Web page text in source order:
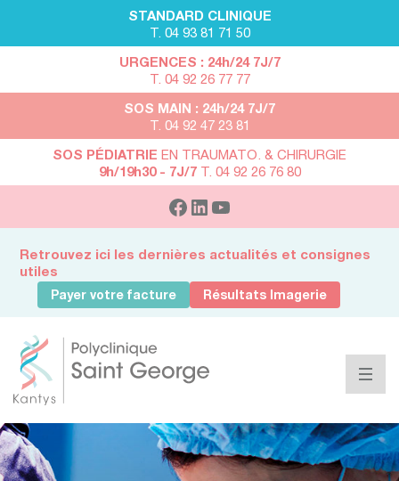
STANDARD CLINIQUE
T. 04 93 81 71 50
URGENCES : 24h/24 7J/7
T. 04 92 26 77 77
SOS MAIN : 24h/24 7J/7
T. 04 92 47 23 81
SOS PÉDIATRIE EN TRAUMATO. & CHIRURGIE
9h/19h30 - 7J/7T. 04 92 26 76 80
Retrouvez ici les dernières actualités et consignes
utiles
Payer votre facture Résultats Imagerie